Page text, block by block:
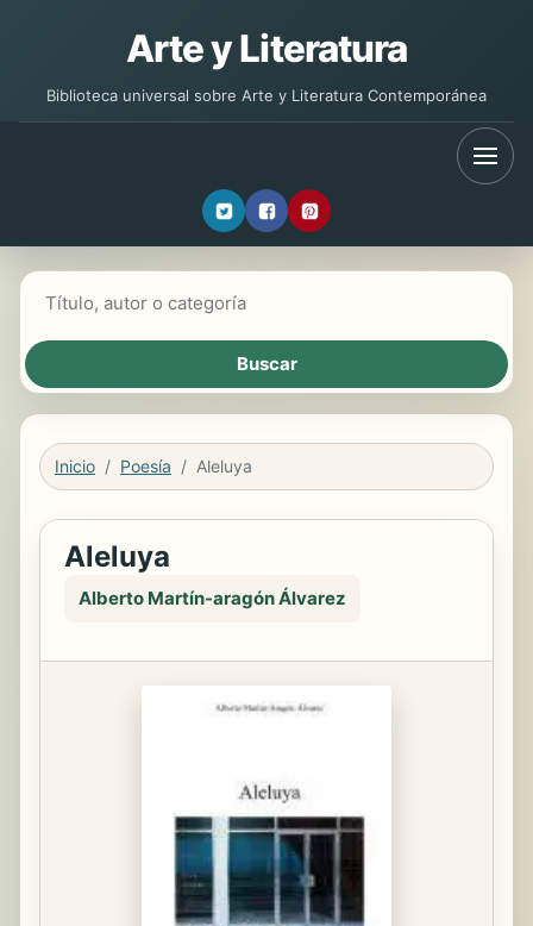
Arte y Literatura
Biblioteca universal sobre Arte y Literatura Contemporánea
Inicio Poesía Aleluya
Aleluya
Alberto Martín-aragón Álvarez